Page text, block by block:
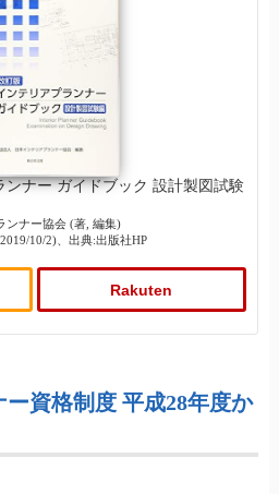
ンナー ガイドブック 設計製図試験
ンナー協会 (著, 編集)
10/2)、出典:出版社HP
Rakuten
資格制度 平成28年度か